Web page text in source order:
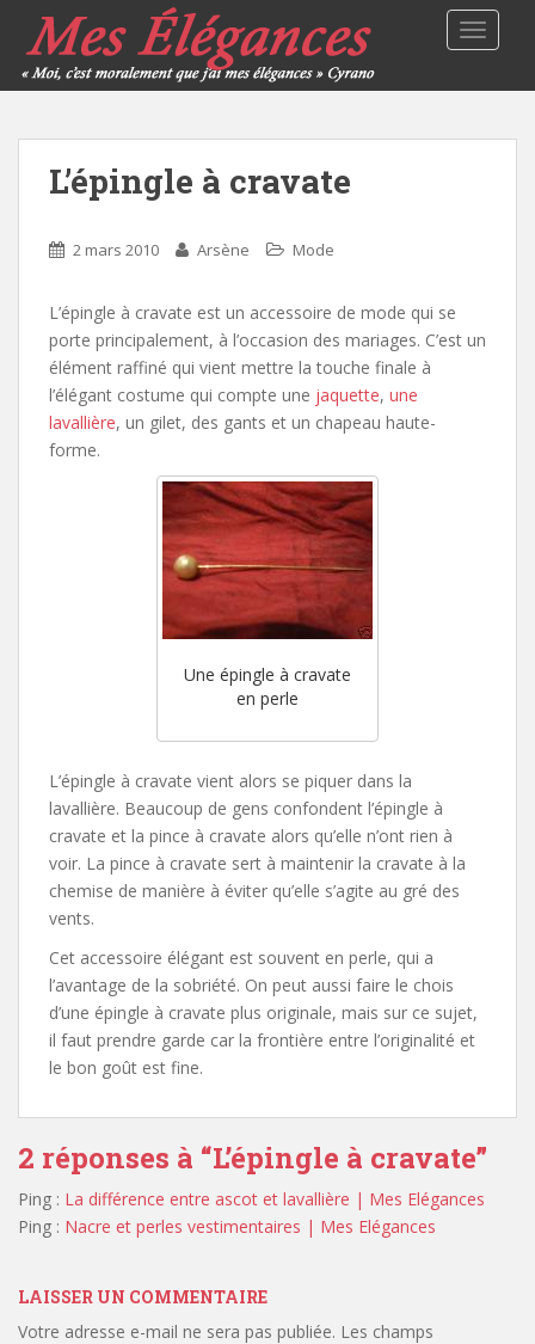
L’épingle à cravate
2 mars 2010 Arsène Mode
L’épingle à cravate est un accessoire de mode qui se
porte principalement, à l’occasion des mariages. C’est un
élément raffiné qui vient mettre la touche finale à
l’élégant costume qui compte une jaquette, une
lavallière, un gilet, des gants et un chapeau haute-
forme.
Une épingle à cravate
en perle
L’épingle à cravate vient alors se piquer dans la
lavallière. Beaucoup de gens confondent l’épingle à
cravate et la pince à cravate alors qu’elle n’ont rien à
voir. La pince à cravate sert à maintenir la cravate à la
chemise de manière à éviter qu’elle s’agite au gré des
vents.
Cet accessoire élégant est souvent en perle, qui a
l’avantage de la sobriété. On peut aussi faire le chois
d’une épingle à cravate plus originale, mais sur ce sujet,
il faut prendre garde car la frontière entre l’originalité et
le bon goût est fine.
2 réponses à “L’épingle à cravate”
Ping : La différence entre ascot et lavallière | Mes Elégances
Ping : Nacre et perles vestimentaires | Mes Elégances
LAISSER UN COMMENTAIRE
Votre adresse e-mail ne sera pas publiée. Les champs